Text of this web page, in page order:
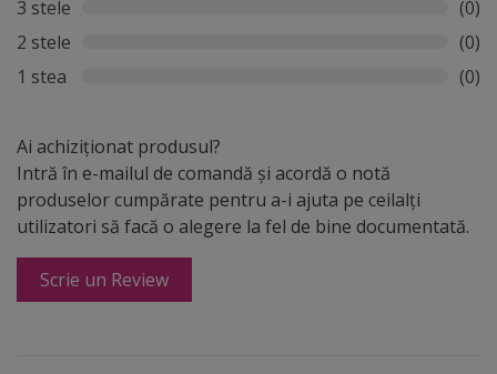
3 stele
(0)
2 stele
(0)
1 stea
(0)
Ai achiziționat produsul?
Intră în e-mailul de comandă și acordă o notă
produselor cumpărate pentru a-i ajuta pe ceilalți
utilizatori să facă o alegere la fel de bine documentată.
Scrie un Review